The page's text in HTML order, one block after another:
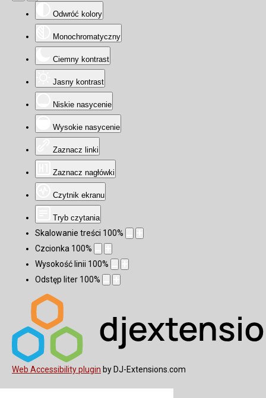
Odwróć kolory
Monochromatyczny
Ciemny kontrast
Jasny kontrast
Niskie nasycenie
Wysokie nasycenie
Zaznacz linki
Zaznacz nagłówki
Czytnik ekranu
Tryb czytania
Skalowanie treści 100%
Czcionka 100%
Wysokość linii 100%
Odstęp liter 100%
Web Accessibility plugin by DJ-Extensions.com